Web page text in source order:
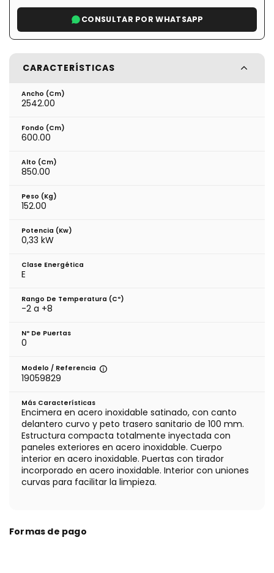
CONSULTAR POR WHATSAPP
CARACTERÍSTICAS
Ancho (cm)
2542.00
Fondo (cm)
600.00
Alto (cm)
850.00
Peso (kg)
152.00
Potencia (Kw)
0,33 kW
Clase Energética
E
Rango De Temperatura (cº)
-2 a +8
Nº De Puertas
0
Modelo / Referencia
19059829
Más Características
Encimera en acero inoxidable satinado, con canto
delantero curvo y peto trasero sanitario de 100 mm.
Estructura compacta totalmente inyectada con
paneles exteriores en acero inoxidable. Cuerpo
interior en acero inoxidable. Puertas con tirador
incorporado en acero inoxidable. Interior con uniones
curvas para facilitar la limpieza.
Formas de pago